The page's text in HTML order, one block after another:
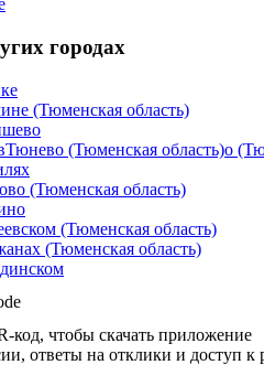
городах
(Тюменская область)
(Тюменская область)о
(Тюменская область)
(Тюменская область)
(Тюменская область)
код, чтобы скачать приложение
ответы на отклики и доступ к